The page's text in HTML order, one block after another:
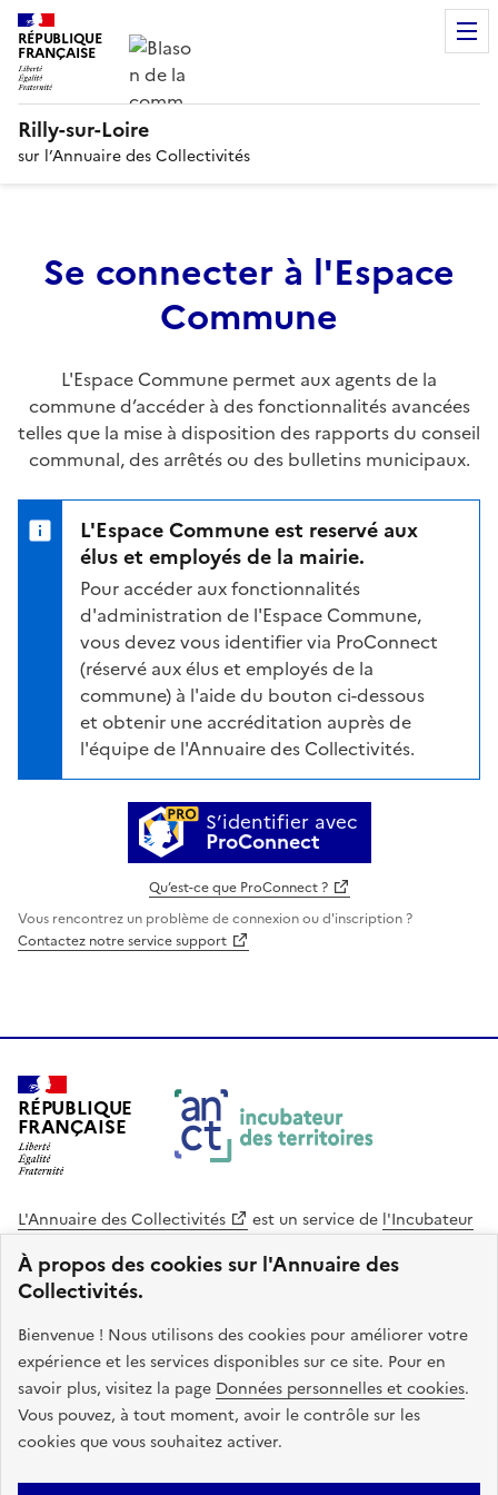
À propos des cookies sur l'Annuaire des
Collectivités.
Bienvenue ! Nous utilisons des cookies pour améliorer votre
expérience et les services disponibles sur ce site. Pour en
savoir plus, visitez la page Données personnelles et cookies.
Vous pouvez, à tout moment, avoir le contrôle sur les
cookies que vous souhaitez activer.
RÉPUBLIQUE
FRANÇAISE
Rilly-sur-Loire
sur l’Annuaire des Collectivités
Se connecter à l'Espace
Commune
L'Espace Commune permet aux agents de la
commune d’accéder à des fonctionnalités avancées
telles que la mise à disposition des rapports du conseil
communal, des arrêtés ou des bulletins municipaux.
L'Espace Commune est reservé aux
élus et employés de la mairie.
Pour accéder aux fonctionnalités
d'administration de l'Espace Commune,
vous devez vous identifier via ProConnect
(réservé aux élus et employés de la
commune) à l'aide du bouton ci-dessous
et obtenir une accréditation auprès de
l'équipe de l'Annuaire des Collectivités.
S’identifier avec
ProConnect
Qu’est-ce que ProConnect ?
Vous rencontrez un problème de connexion ou d'inscription ?
Contactez notre service support
RÉPUBLIQUE
FRANÇAISE
L'Annuaire des Collectivités est un service de l'Incubateur
Cohésion des Territoires
. Le code source de ce site web
est disponible en licence libre. Le design de ce site est conçu
avec le système de design de l’État.
legifrance.gouv.fr
info.gouv.fr
service-public.gouv.fr
data.gouv.fr
Plan du site Accessibilite : non conforme Mentions légales